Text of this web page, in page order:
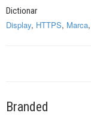
Dictionar
Display, HTTPS, Marca,
Branded